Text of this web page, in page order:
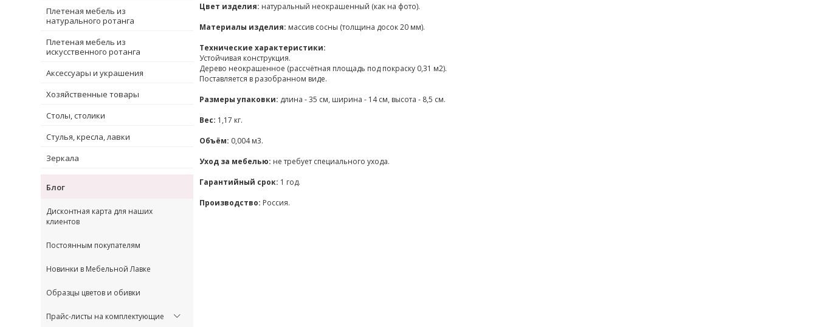
Плетеная мебель из
натурального ротанга
Плетеная мебель из
искусственного ротанга
Аксессуары и украшения
Хозяйственные товары
Столы, столики
Стулья, кресла, лавки
Зеркала
Блог
Дисконтная карта для наших
клиентов
Постоянным покупателям
Новинки в Мебельной Лавке
Образцы цветов и обивки
Прайс-листы на комплектующие
Цвет изделия: натуральный неокрашенный (как на фото).
Материалы изделия: массив сосны (толщина досок 20 мм).
Технические характеристики:
Устойчивая конструкция.
Дерево неокрашенное (рассчётная площадь под покраску 0,31 м2).
Поставляется в разобранном виде.
Размеры упаковки: длина - 35 см, ширина - 14 см, высота - 8,5 см.
Вес: 1,17 кг.
Объём: 0,004 м3.
Уход за мебелью: не требует специального ухода.
Гарантийный срок: 1 год.
Производство: Россия.